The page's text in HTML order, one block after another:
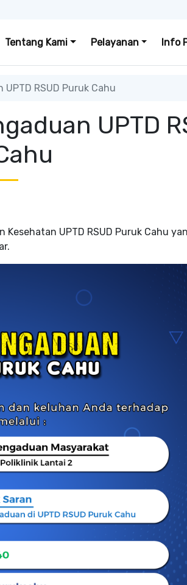
Tentang Kami Pelayanan Info
RSUD Puruk Cahu
UPTD
UPTD RSUD Puruk Cahu